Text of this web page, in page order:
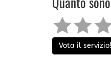
Quanto
Vota il servizio!